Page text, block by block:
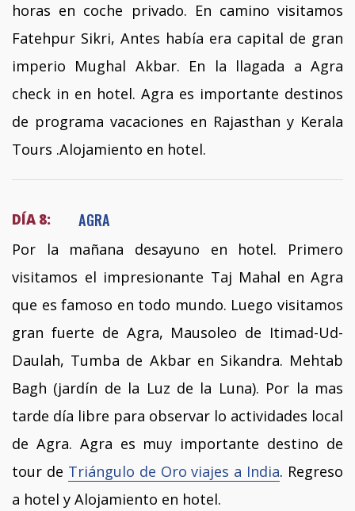
horas en coche privado. En camino visitamos
Fatehpur Sikri, Antes había era capital de gran
imperio Mughal Akbar. En la llagada a Agra
check in en hotel. Agra es importante destinos
de programa vacaciones en Rajasthan y Kerala
Tours .Alojamiento en hotel.
DÍA 8: AGRA
Por la mañana desayuno en hotel. Primero
visitamos el impresionante Taj Mahal en Agra
que es famoso en todo mundo. Luego visitamos
gran fuerte de Agra, Mausoleo de Itimad-Ud-
Daulah, Tumba de Akbar en Sikandra. Mehtab
Bagh (jardín de la Luz de la Luna). Por la mas
tarde día libre para observar lo actividades local
de Agra. Agra es muy importante destino de
tour de Triángulo de Oro viajes a India. Regreso
a hotel y Alojamiento en hotel.